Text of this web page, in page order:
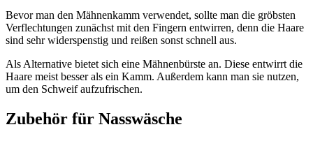
Bevor man den Mähnenkamm verwendet, sollte man die gröbsten
Verflechtungen zunächst mit den Fingern entwirren, denn die Haare
sind sehr widerspenstig und reißen sonst schnell aus.
Als Alternative bietet sich eine Mähnenbürste an. Diese entwirrt die
Haare meist besser als ein Kamm. Außerdem kann man sie nutzen,
um den Schweif aufzufrischen.
Zubehör für Nasswäsche